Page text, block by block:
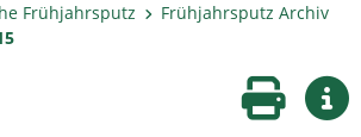
Frühjahrsputz
Frühjahrsputz Archiv
Seite